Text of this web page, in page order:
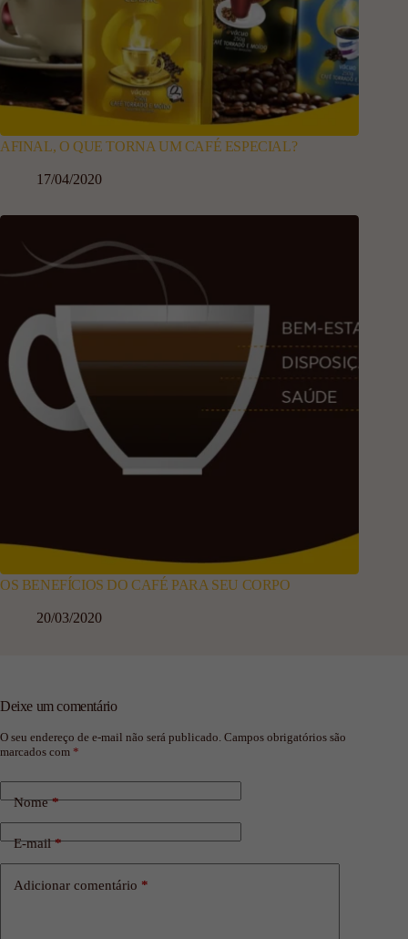
AFINAL, O QUE TORNA UM CAFÉ ESPECIAL?
17/04/2020
OS BENEFÍCIOS DO CAFÉ PARA SEU CORPO
20/03/2020
Deixe um comentário
O seu endereço de e-mail não será publicado. Campos obrigatórios são
marcados com *
Nome*
E-mail*
Adicionar comentário *